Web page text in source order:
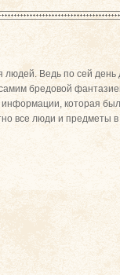
Ведь по сей
бредовой
которая
все люди и